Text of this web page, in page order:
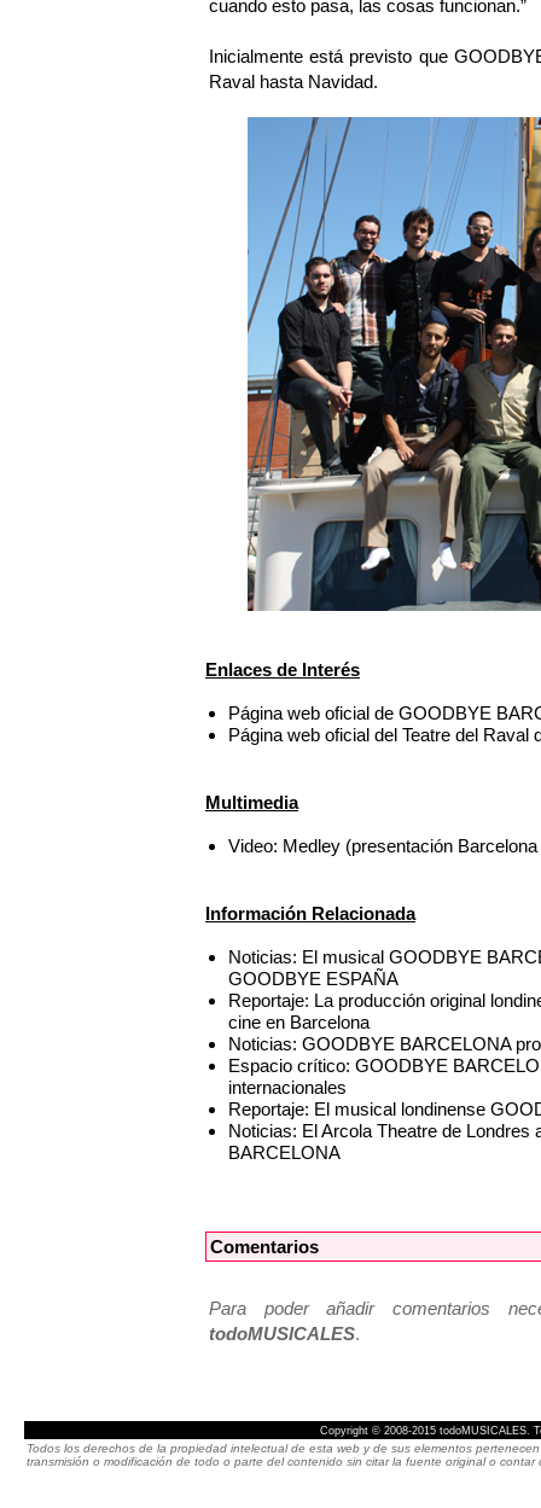
cuando esto pasa, las cosas funcionan.”
Inicialmente está previsto que
Raval hasta Navidad.
Enlaces de Interés
Página web oficial de GOODBYE
Página web oficial del Teatre del Raval
Multimedia
Video: Medley (presentación
Información Relacionada
Noticias: El musical GOODBYE
GOODBYE ESPAÑA
Reportaje: La producción original
cine en Barcelona
Noticias: GOODBYE BARCELONA
Espacio crítico: GOODBYE
internacionales
Reportaje: El musical londinense
Noticias: El Arcola Theatre de
BARCELONA
Comentarios
Para poder añadir comentarios
todoMUSICALES.
Copyright © 2008-2015 todoMUSICALES.
Todos los derechos de la propiedad intelectual de esta web y de sus elementos
transmisión o modificación de todo o parte del contenido sin citar la fuente original o